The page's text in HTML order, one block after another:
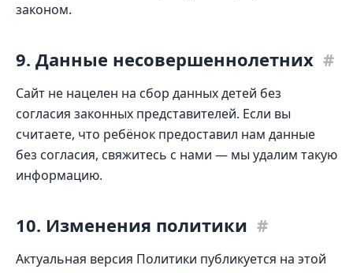
законом.
9. Данные несовершеннолетних #
Сайт не нацелен на сбор данных детей без
согласия законных представителей. Если вы
считаете, что ребёнок предоставил нам данные
без согласия, свяжитесь с нами — мы удалим такую
информацию.
10. Изменения политики #
Актуальная версия Политики публикуется на этой